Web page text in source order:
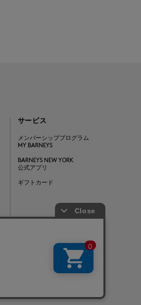
サービス
メンバーシッププログラム
MY BARNEYS
BARNEYS NEW YORK
公式アプリ
ギフトカード